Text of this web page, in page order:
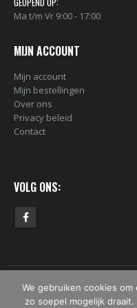
Ma t/m Vr 9:00 - 17:00
MIJN ACCOUNT
Mijn account
Mijn bestellingen
Over ons
Privacy beleid
Contact
VOLG ONS:
© Copyright 2019 -2026 -
We gebruiken cookies
zo soepel mogelijk